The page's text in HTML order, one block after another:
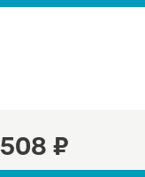
508 ₽